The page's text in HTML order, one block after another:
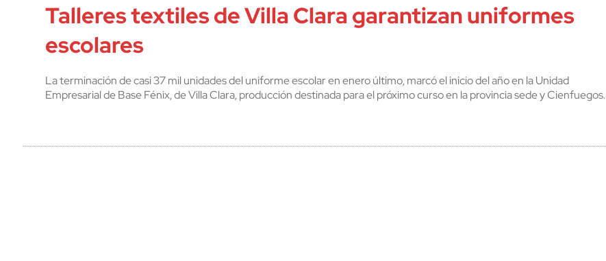
Talleres textiles de Villa Clara garantizan uniformes
escolares
La terminación de casi 37 mil unidades del uniforme escolar en enero último, marcó el inicio del año en la Unidad
Empresarial de Base Fénix, de Villa Clara, producción destinada para el próximo curso en la provincia sede y Cienfuegos.